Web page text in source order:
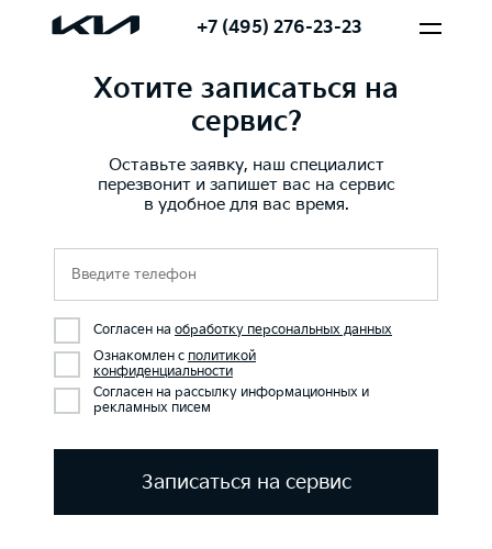
+7 (495) 276-23-23
Хотите записаться на
сервис?
Оставьте заявку, наш специалист
перезвонит и запишет вас на сервис
в удобное для вас время.
Согласен на обработку персональных данных
Ознакомлен с политикой
конфиденциальности
Согласен на рассылку информационных и
рекламных писем
Записаться на сервис